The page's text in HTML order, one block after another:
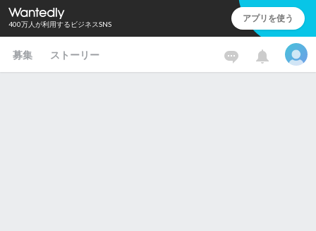
400万人が利用するビジネスSNS アプリを使う
募集 ストーリー